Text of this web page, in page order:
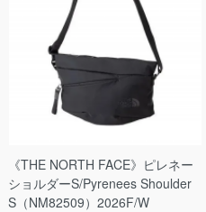
《THE NORTH FACE》ピレネー
ショルダーS/Pyrenees Shoulder
S（NM82509）2026F/W